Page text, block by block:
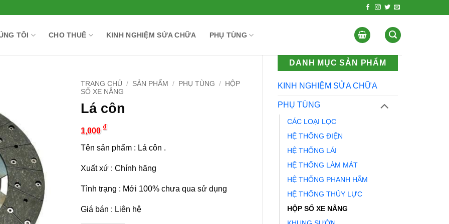
TÔI CHO THUÊ KINH NGHIỆM SỬA CHỮA PHỤ TÙNG
DANH MỤC SẢN PHẨM
KINH NGHIỆM SỬA CHỮA
PHỤ TÙNG
CÁC LOẠI LỌC
HỆ THỐNG ĐIỆN
HỆ THỐNG LÁI
HỆ THỐNG LÀM MÁT
HỆ THỐNG PHANH HÃM
HỆ THỐNG THỦY LỰC
HỘP SỐ XE NÂNG
TRANG CHỦ / SẢN PHẨM / PHỤ TÙNG /
HỘP
SỐ XE NÂNG
Lá côn
1,000 ₫
Tên sản phẩm : Lá côn .
Xuất xứ : Chính hãng
Tình trạng : Mới 100% chưa qua sử dụng
Giá bán : Liên hệ